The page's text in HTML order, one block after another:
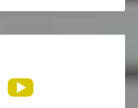
Ver